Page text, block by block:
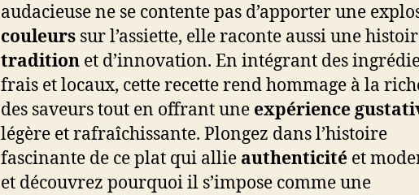
audacieuse ne se contente pas d’apporter une
couleurs sur l’assiette, elle raconte aussi une
tradition et d’innovation. En intégrant des
frais et locaux, cette recette rend hommage à la
des saveurs tout en offrant une expérience
légère et rafraîchissante. Plongez dans l’histoire
fascinante de ce plat qui allie authenticité et
et découvrez pourquoi il s’impose comme une